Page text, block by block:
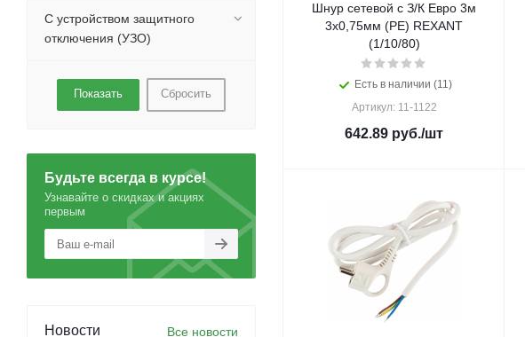
Шнур сетевой с З/К Евро 3м
3х0,75мм (PE) REXANT
(1/10/80)
Есть в наличии (11)
Артикул: 11-1122
642.89 руб./шт
С устройством защитного
отключения (УЗО)
Сбросить
Будьте всегда в курсе!
Узнавайте о скидках и акциях
первым
Новости Все новости